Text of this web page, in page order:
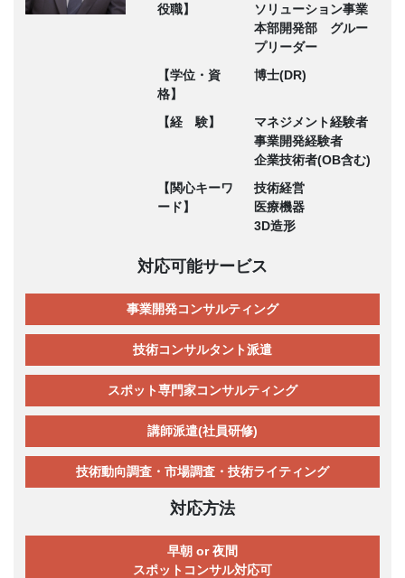
役職】
ソリューション事業
本部開発部 グルー
プリーダー
【学位・資
格】
博士(DR)
【経 験】
マネジメント経験者
事業開発経験者
企業技術者(OB含む)
【関心キーワ
ード】
技術経営
医療機器
3D造形
対応可能サービス
事業開発コンサルティング
技術コンサルタント派遣
スポット専門家コンサルティング
講師派遣(社員研修)
技術動向調査・市場調査・技術ライティング
対応方法
早朝 or 夜間
スポットコンサル対応可